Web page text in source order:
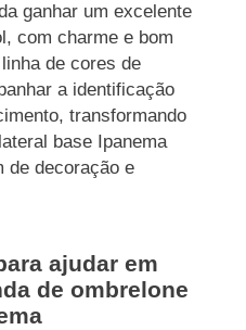
ganhar um excelente
com charme e bom
de cores de
a identificação
transformando
base Ipanema
de decoração e
ajudar em
de ombrelone